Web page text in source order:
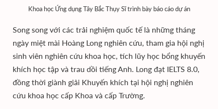
Khoa học Ứng dụng Tây Bắc Thụy Sĩ trình bày báo cáo dự án
Song song với các trải nghiệm quốc tế là những tháng
ngày miệt mài Hoàng Long nghiên cứu, tham gia hội nghị
sinh viên nghiên cứu khoa học, tích lũy học bổng khuyến
khích học tập và trau dồi tiếng Anh. Long đạt IELTS 8.0,
đồng thời giành giải Khuyến khích tại hội nghị nghiên
cứu khoa học cấp Khoa và cấp Trường.